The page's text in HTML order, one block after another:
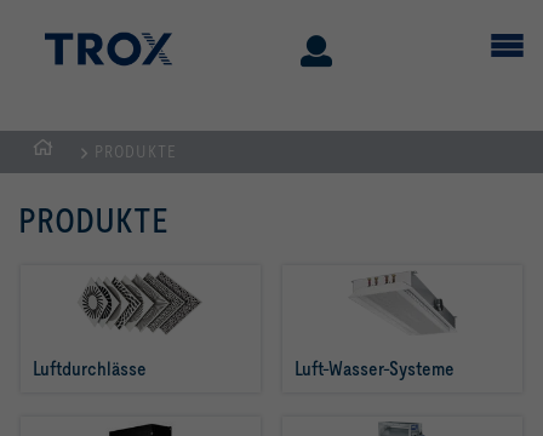
STARTSEITE
PRODUKTE
PRODUKTE
Luftdurchlässe Luft-Wasser-Systeme